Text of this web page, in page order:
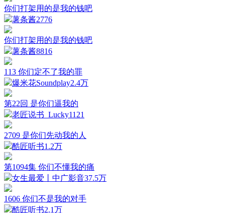
你们打架用的是我的钱吧
薯条酱2776
你们打架用的是我的钱吧
薯条酱8816
113 你们定不了我的罪
爆米花Soundplay2.4万
第22回 是你们逼我的
老匠说书_Lucky1121
2709 是你们先动我的人
酷匠听书1.2万
第1094集 你们不懂我的痛
女生最爱丨中广影音37.5万
1606 你们不是我的对手
酷匠听书2.1万